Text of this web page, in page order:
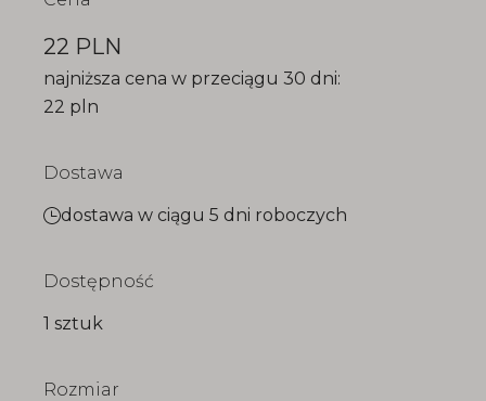
22 PLN
najniższa cena w przeciągu 30 dni:
22 pln
Dostawa
dostawa w ciągu 5 dni roboczych
Dostępność
1 sztuk
Rozmiar